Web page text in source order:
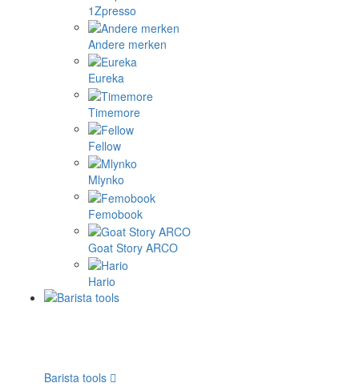
1Zpresso
Andere merken
Eureka
Timemore
Fellow
Mlynko
Femobook
Goat Story ARCO
Hario
Barista tools